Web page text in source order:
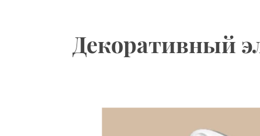
Декоративный